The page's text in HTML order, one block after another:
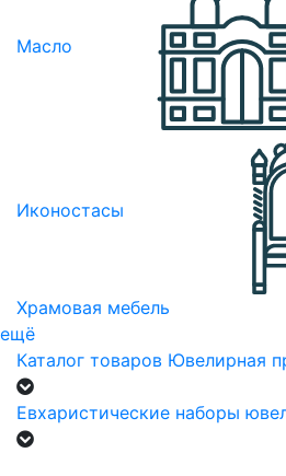
Масло
Иконостасы
Храмовая мебель
ещё
Каталог товаров Ювелирная
Евхаристические наборы